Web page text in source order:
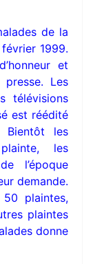
de la
1999.
et
Les
télévisions
est réédité
Bientôt les
les
l’époque
demande.
50 plaintes,
plaintes
donne